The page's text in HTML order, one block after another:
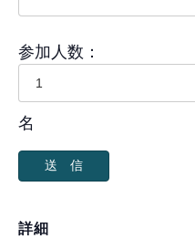
参加人数：
名
詳細